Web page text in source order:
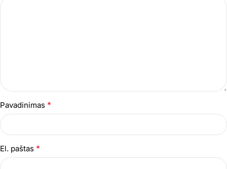
Pavadinimas *
El. paštas *